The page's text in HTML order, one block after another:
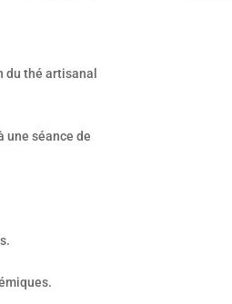
du thé artisanal
une séance de